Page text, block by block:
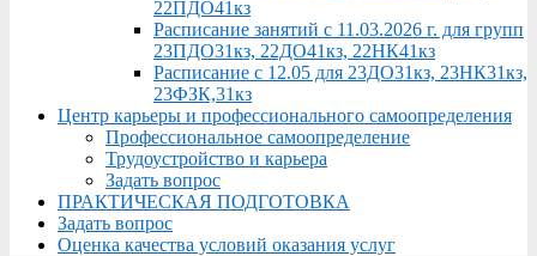
22ПДО41кз
Расписание занятий с 11.03.2026 г. для групп
23ПДО31кз, 22ДО41кз, 22НК41кз
Расписание с 12.05 для 23ДО31кз, 23НК31кз,
23ФЗК,31кз
Центр карьеры и профессионального самоопределения
Профессиональное самоопределение
Трудоустройство и карьера
Задать вопрос
ПРАКТИЧЕСКАЯ ПОДГОТОВКА
Задать вопрос
Оценка качества условий оказания услуг